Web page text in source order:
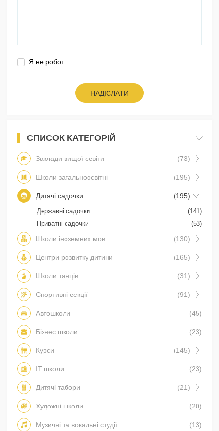
Я не робот
НАДІСЛАТИ
СПИСОК КАТЕГОРІЙ
Заклади вищої освіти (73)
Школи загальноосвітні (195)
Дитячі садочки (195)
Державні садочки
(141)
Приватні садочки
(53)
Школи іноземних мов (130)
Центри розвитку дитини (165)
Школи танців (31)
Спортивні секції (91)
Автошколи (45)
Бізнес школи (23)
Курси (145)
IT школи (23)
Дитячі табори (21)
Художні школи (20)
Музичні та вокальні студії (13)